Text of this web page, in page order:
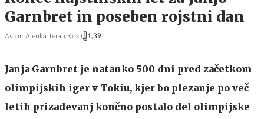
Garnbret in poseben rojstni dan
Avtor: Alenka Teran Košir 1,39
Janja Garnbret je natanko 500 dni pred začetkom
olimpijskih iger v Tokiu, kjer bo plezanje po več
letih prizadevanj končno postalo del olimpijske